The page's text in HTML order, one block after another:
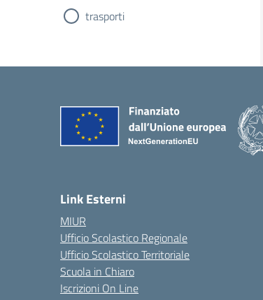
trasporti
Link Esterni
MIUR
Ufficio Scolastico Regionale
Ufficio Scolastico Territoriale
Scuola in Chiaro
Iscrizioni On Line